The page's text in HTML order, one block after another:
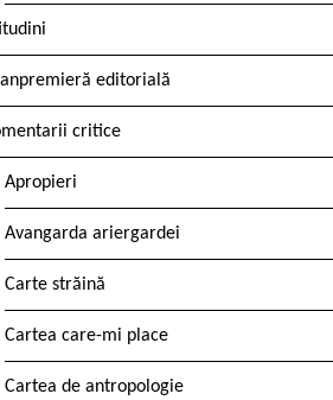
editorială
critice
Apropieri
Avangarda ariergardei
Carte străină
Cartea care-mi place
Cartea de antropologie